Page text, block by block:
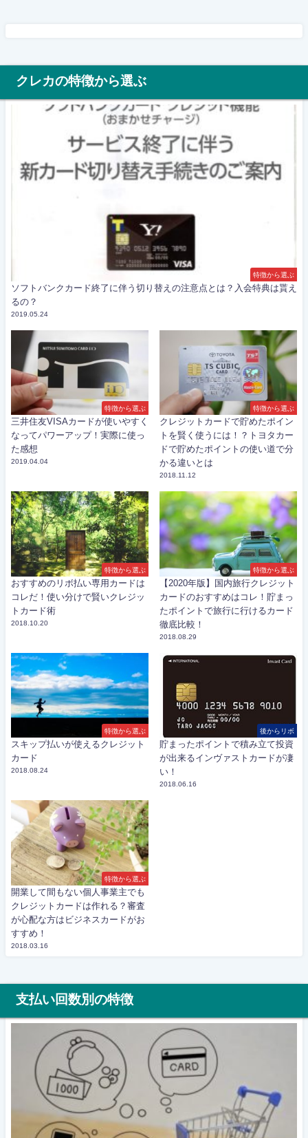
クレカの特徴から選ぶ
特徴から選ぶ
ソフトバンクカード終了に伴う切り替えの注意点とは？入会特典は貰え
るの？
2019.05.24
特徴から選ぶ
三井住友VISAカードが使いやすく
なってパワーアップ！実際に使っ
た感想
2019.04.04
特徴から選ぶ
クレジットカードで貯めたポイン
トを賢く使うには！？トヨタカー
ドで貯めたポイントの使い道で分
かる違いとは
2018.11.12
特徴から選ぶ
おすすめのリボ払い専用カードは
コレだ！使い分けで賢いクレジッ
トカード術
2018.10.20
特徴から選ぶ
【2020年版】国内旅行クレジット
カードのおすすめはコレ！貯まっ
たポイントで旅行に行けるカード
徹底比較！
2018.08.29
特徴から選ぶ
スキップ払いが使えるクレジット
カード
2018.08.24
後からリボ
貯まったポイントで積み立て投資
が出来るインヴァストカードが凄
い！
2018.06.16
特徴から選ぶ
開業して間もない個人事業主でも
クレジットカードは作れる？審査
が心配な方はビジネスカードがお
すすめ！
2018.03.16
支払い回数別の特徴